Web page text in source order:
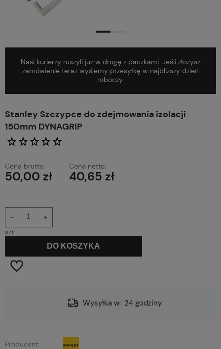
Nasi kurierzy ruszyli już w drogę z paczkami. Jeśli złożysz
zamówienie teraz wyślemy przesyłkę w najbliższy dzień
roboczy.
Stanley Szczypce do zdejmowania izolacji
150mm DYNAGRIP
Cena brutto:
50,00 zł
Cena netto:
40,65 zł
+
-
szt.
DO KOSZYKA
Wysyłka w: 24 godziny
Producent: